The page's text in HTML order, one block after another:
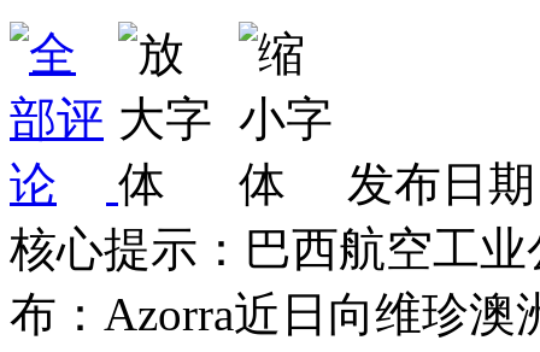
发布日
核心提示：巴西航空工
布：Azorra近日向维珍澳